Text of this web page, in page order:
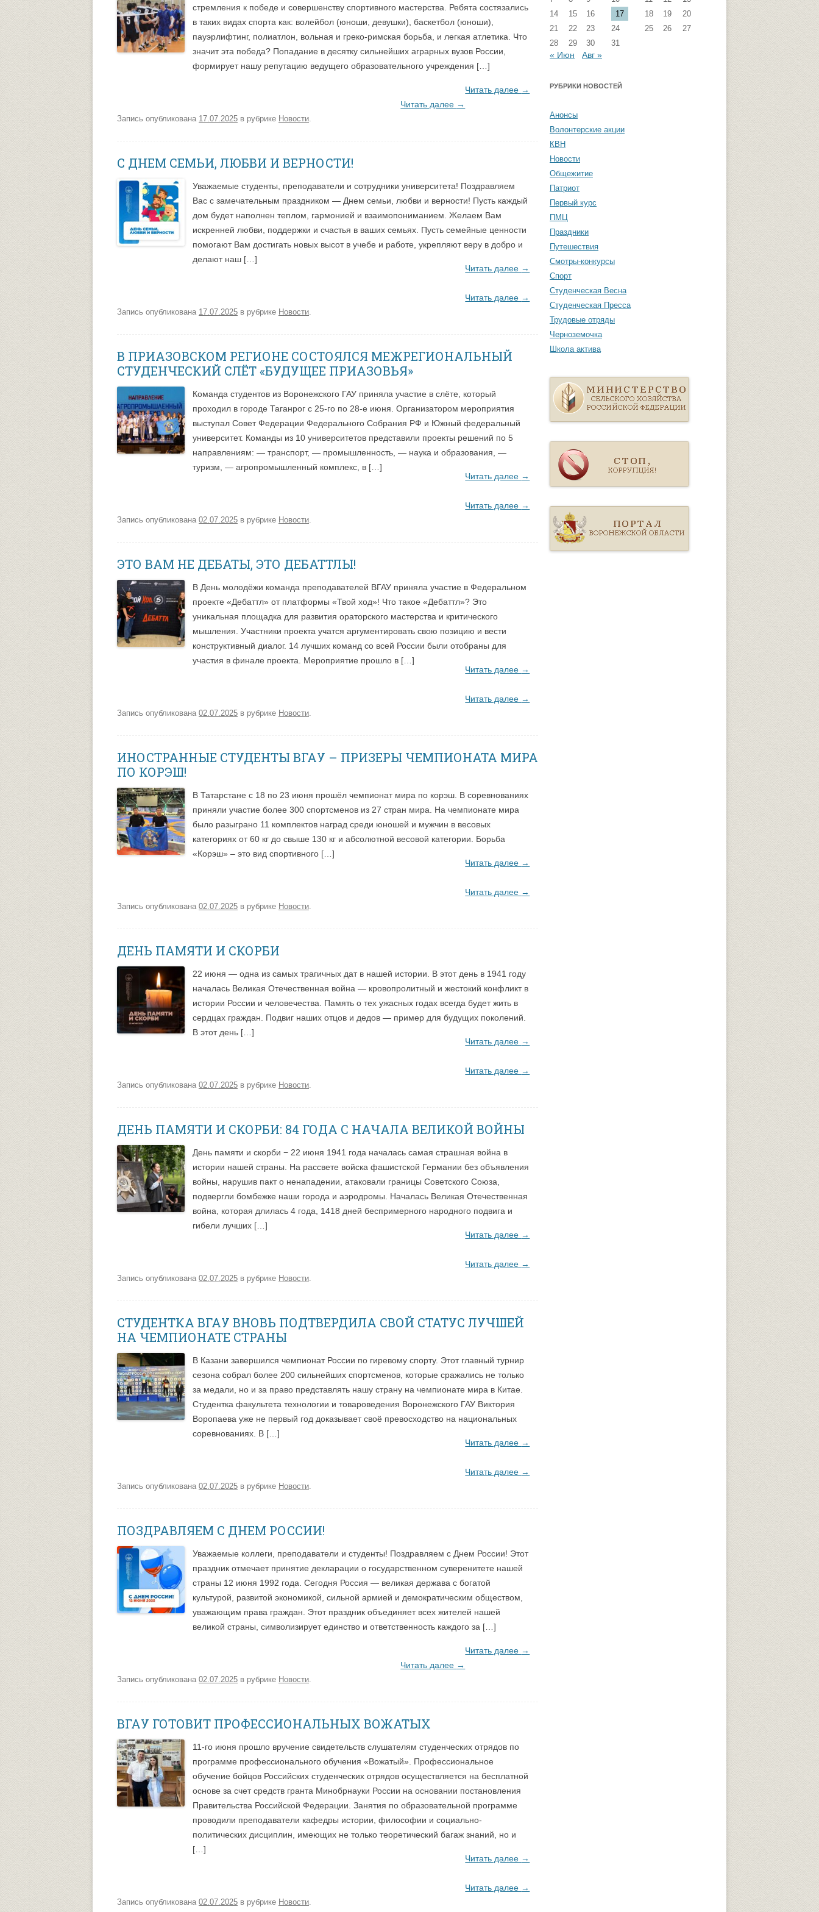
Университетский городок
Психологическая служба
Центр культуры и творчества
ОБЩЕСТВЕННЫЕ ОРГАНИЗАЦИИ
Питание
Центр культуры и творчества
«отлично»
Именные стипендии
Материальная поддержка студентов
безопасность
Профилактика экстремизма
Террористическая угроза: памятка
студентам
Штаб студенческих отрядов
Группа ФВМиТЖ
Группа ГПФ
Группа ТТ
Студенческая газета «Активы и
пассивы»
стремления к победе и совершенству спортивного мастерства. Ребята состязались
в таких видах спорта как: волейбол (юноши, девушки), баскетбол (юноши),
пауэрлифтинг, полиатлон, вольная и греко-римская борьба, и легкая атлетика. Что
значит эта победа? Попадание в десятку сильнейших аграрных вузов России,
формирует нашу репутацию ведущего образовательного учреждения […]
Читать далее →
Читать далее →
Запись опубликована 17.07.2025 в рубрике Новости
С ДНЕМ СЕМЬИ, ЛЮБВИ И ВЕРНОСТИ!
Уважаемые студенты, преподаватели и сотрудники университета! Поздравляем
Вас с замечательным праздником — Днем семьи, любви и верности! Пусть каждый
дом будет наполнен теплом, гармонией и взаимопониманием. Желаем Вам
искренней любви, поддержки и счастья в ваших семьях. Пусть семейные ценности
помогают Вам достигать новых высот в учебе и работе, укрепляют веру в добро и
делают наш […]
Читать далее →
Читать далее →
Запись опубликована 17.07.2025 в рубрике Новости
В ПРИАЗОВСКОМ РЕГИОНЕ СОСТОЯЛСЯ МЕЖРЕГИОНАЛЬНЫЙ
СТУДЕНЧЕСКИЙ СЛЁТ «БУДУЩЕЕ ПРИАЗОВЬЯ»
Команда студентов из Воронежского ГАУ приняла участие в слёте, который
проходил в городе Таганрог с 25-го по 28-е июня. Организатором мероприятия
выступал Совет Федерации Федерального Собрания РФ и Южный федеральный
университет. Команды из 10 университетов представили проекты решений по 5
направлениям: — транспорт, — промышленность, — наука и образования, —
туризм, — агропромышленный комплекс, в […]
Читать далее →
Читать далее →
Запись опубликована 02.07.2025 в рубрике Новости
ЭТО ВАМ НЕ ДЕБАТЫ, ЭТО ДЕБАТТЛЫ!
В День молодёжи команда преподавателей ВГАУ приняла участие в Федеральном
проекте «Дебаттл» от платформы «Твой ход»! Что такое «Дебаттл»? Это
уникальная площадка для развития ораторского мастерства и критического
мышления. Участники проекта учатся аргументировать свою позицию и вести
конструктивный диалог. 14 лучших команд со всей России были отобраны для
участия в финале проекта. Мероприятие прошло в […]
Читать далее →
Читать далее →
Запись опубликована 02.07.2025 в рубрике Новости
ИНОСТРАННЫЕ СТУДЕНТЫ ВГАУ – ПРИЗЕРЫ ЧЕМПИОНАТА МИРА
ПО КОРЭШ!
В Татарстане с 18 по 23 июня прошёл чемпионат мира по корэш. В соревнованиях
приняли участие более 300 спортсменов из 27 стран мира. На чемпионате мира
было разыграно 11 комплектов наград среди юношей и мужчин в весовых
категориях от 60 кг до свыше 130 кг и абсолютной весовой категории. Борьба
«Корэш» – это вид спортивного […]
Читать далее →
Читать далее →
Запись опубликована 02.07.2025 в рубрике Новости
ДЕНЬ ПАМЯТИ И СКОРБИ
22 июня — одна из самых трагичных дат в нашей истории. В этот день в 1941 году
началась Великая Отечественная война — кровопролитный и жестокий конфликт в
истории России и человечества. Память о тех ужасных годах всегда будет жить в
сердцах граждан. Подвиг наших отцов и дедов — пример для будущих поколений.
В этот день […]
Читать далее →
Читать далее →
Запись опубликована 02.07.2025 в рубрике Новости
ДЕНЬ ПАМЯТИ И СКОРБИ: 84 ГОДА С НАЧАЛА ВЕЛИКОЙ ВОЙНЫ
День памяти и скорби − 22 июня 1941 года началась самая страшная война в
истории нашей страны. На рассвете войска фашистской Германии без объявления
войны, нарушив пакт о ненападении, атаковали границы Советского Союза,
подвергли бомбежке наши города и аэродромы. Началась Великая Отечественная
война, которая длилась 4 года, 1418 дней беспримерного народного подвига и
гибели лучших […]
Читать далее →
Читать далее →
Запись опубликована 02.07.2025 в рубрике Новости
СТУДЕНТКА ВГАУ ВНОВЬ ПОДТВЕРДИЛА СВОЙ СТАТУС ЛУЧШЕЙ
НА ЧЕМПИОНАТЕ СТРАНЫ
В Казани завершился чемпионат России по гиревому спорту. Этот главный турнир
сезона собрал более 200 сильнейших спортсменов, которые сражались не только
за медали, но и за право представлять нашу страну на чемпионате мира в Китае.
Студентка факультета технологии и товароведения Воронежского ГАУ Виктория
Воропаева уже не первый год доказывает своё превосходство на национальных
соревнованиях. В […]
Читать далее →
Читать далее →
Запись опубликована 02.07.2025 в рубрике Новости
ПОЗДРАВЛЯЕМ С ДНЕМ РОССИИ!
Уважаемые коллеги, преподаватели и студенты! Поздравляем с Днем России! Этот
праздник отмечает принятие декларации о государственном суверенитете нашей
страны 12 июня 1992 года. Сегодня Россия — великая держава с богатой
культурой, развитой экономикой, сильной армией и демократическим обществом,
уважающим права граждан. Этот праздник объединяет всех жителей нашей
великой страны, символизирует единство и ответственность каждого за […]
Читать далее →
Читать далее →
Запись опубликована 02.07.2025 в рубрике Новости
ВГАУ ГОТОВИТ ПРОФЕССИОНАЛЬНЫХ ВОЖАТЫХ
11-го июня прошло вручение свидетельств слушателям студенческих отрядов по
программе профессионального обучения «Вожатый». Профессиональное
обучение бойцов Российских студенческих отрядов осуществляется на бесплатной
основе за счет средств гранта Минобрнауки России на основании постановления
Правительства Российской Федерации. Занятия по образовательной программе
проводили преподаватели кафедры истории, философии и социально-
политических дисциплин, имеющих не только теоретический багаж знаний, но и
[…]
Читать далее →
Читать далее →
Запись опубликована 02.07.2025 в рубрике Новости
14
15 16 17 18 19
20
21
22 23 24 25 26
27
28
29 30 31
« Июн Авг »
РУБРИКИ НОВОСТЕЙ
Анонсы
Волонтерские акции
КВН
Новости
Общежитие
Патриот
Первый курс
ПМЦ
Праздники
Путешествия
Смотры-конкурсы
Спорт
Студенческая Весна
Студенческая Пресса
Трудовые отряды
Черноземочка
Школа актива